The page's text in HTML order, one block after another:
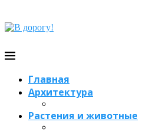
Главная
Архитектура
Растения и животные